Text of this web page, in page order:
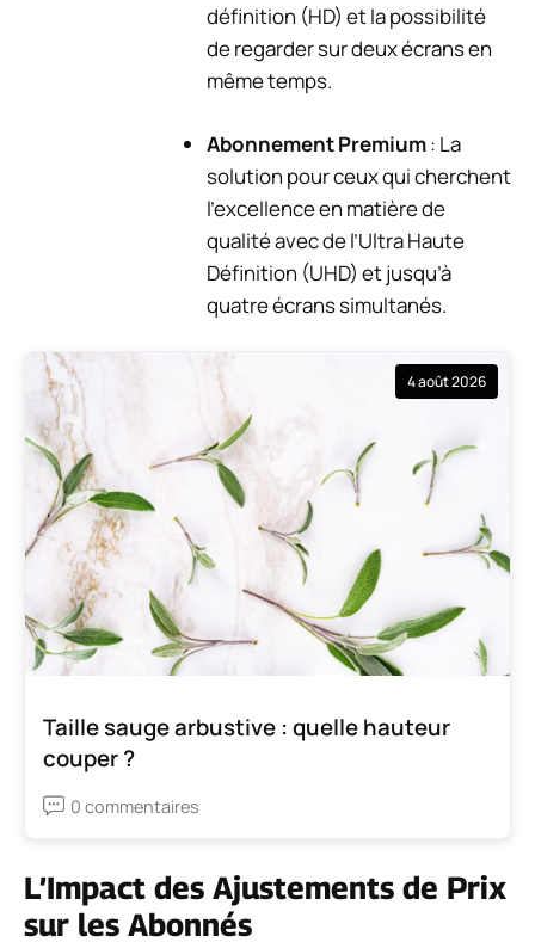
définition (HD) et la possibilité
de regarder sur deux écrans en
même temps.
Abonnement Premium: La
solution pour ceux qui cherchent
l’excellence en matière de
qualité avec de l’Ultra Haute
Définition (UHD) et jusqu’à
quatre écrans simultanés.
4 août 2026
Taille sauge arbustive : quelle hauteur
couper ?
0 commentaires
L’Impact des Ajustements de Prix
sur les Abonnés